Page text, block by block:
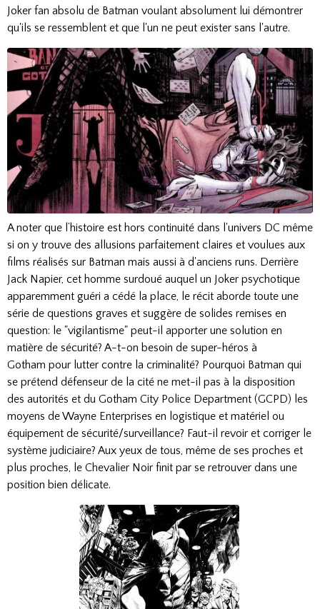
Joker fan absolu de Batman voulant absolument lui démontrer
qu'ils se ressemblent et que l'un ne peut exister sans l'autre.
A noter que l’histoire est hors continuité dans l'univers DC même
si on y trouve des allusions parfaitement claires et voulues aux
films réalisés sur Batman mais aussi à d'anciens runs. Derrière
Jack Napier, cet homme surdoué auquel un Joker psychotique
apparemment guéri a cédé la place, le récit aborde toute une
série de questions graves et suggère de solides remises en
question: le "vigilantisme" peut-il apporter une solution en
matière de sécurité? A-t-on besoin de super-héros à
Gotham pour lutter contre la criminalité? Pourquoi Batman qui
se prétend défenseur de la cité ne met-il pas à la disposition
des autorités et du Gotham City Police Department (GCPD) les
moyens de Wayne Enterprises en logistique et matériel ou
équipement de sécurité/surveillance? Faut-il revoir et corriger le
système judiciaire? Aux yeux de tous, même de ses proches et
plus proches, le Chevalier Noir finit par se retrouver dans une
position bien délicate.